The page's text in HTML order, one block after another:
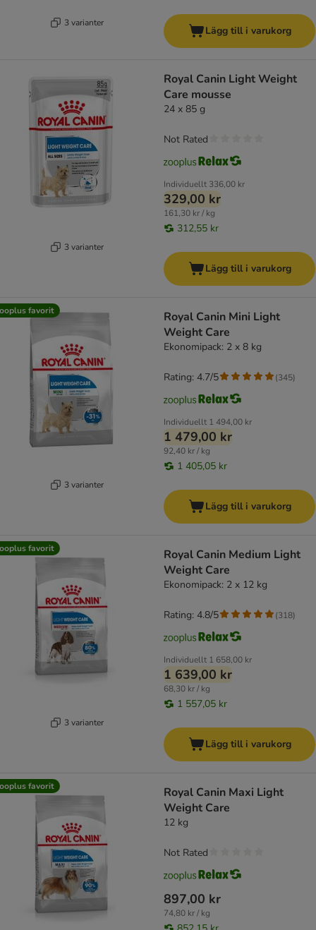
3 varianter
Lägg till i varukorg
3 varianter
Royal Canin Light Weight
Care mousse
24 x 85 g
Individuellt 336,00 kr
329,00 kr
161,30 kr / kg
312,55 kr
Not Rated
Lägg till i varukorg
favorit
3 varianter
Royal Canin Mini Light
Weight Care
Ekonomipack: 2 x 8 kg
Individuellt 1 494,00 kr
1 479,00 kr
92,40 kr / kg
1 405,05 kr
Rating: 4.7/5 (345)
Lägg till i varukorg
favorit
3 varianter
Royal Canin Medium Light
Weight Care
Ekonomipack: 2 x 12 kg
Individuellt 1 658,00 kr
1 639,00 kr
68,30 kr / kg
1 557,05 kr
Rating: 4.8/5 (318)
Lägg till i varukorg
favorit
Royal Canin Maxi Light
Weight Care
12 kg
897,00 kr
74,80 kr / kg
Not Rated